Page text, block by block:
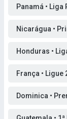
Panamá • Liga
Nicarágua •
Honduras •
França • Ligue
Dominica •